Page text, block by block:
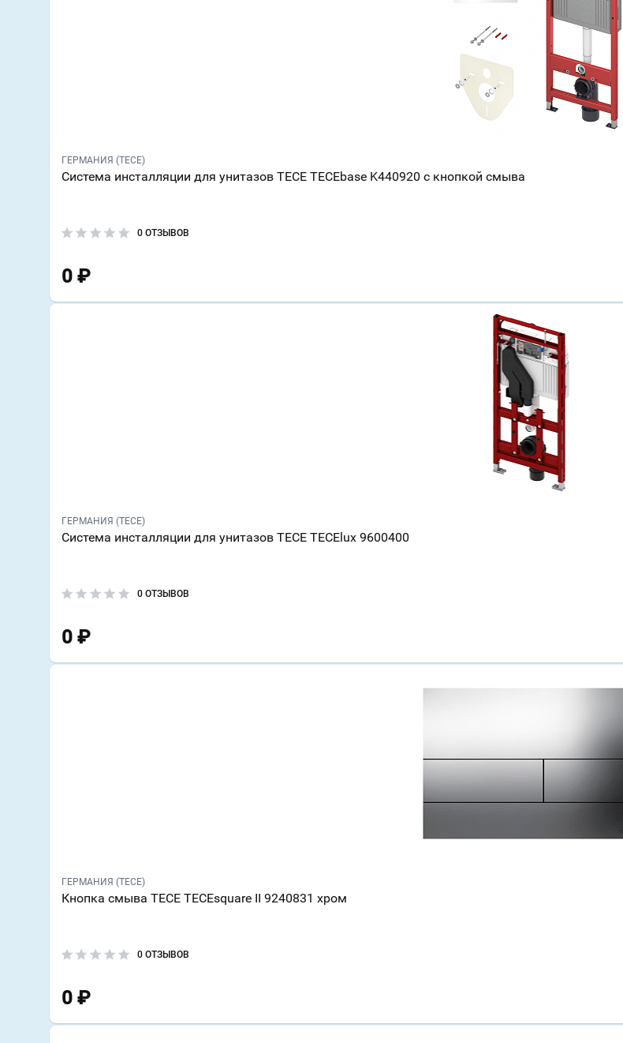
ГЕРМАНИЯ (TECE)
Система инсталляции для унитазов TECE TECEbase K440920 с кнопкой смыва
0 ОТЗЫВОВ
0 ₽
ГЕРМАНИЯ (TECE)
Система инсталляции для унитазов TECE TECElux 9600400
0 ОТЗЫВОВ
0 ₽
ГЕРМАНИЯ (TECE)
Кнопка смыва TECE TECEsquare II 9240831 хром
0 ОТЗЫВОВ
0 ₽
Ваш город
Сменить город